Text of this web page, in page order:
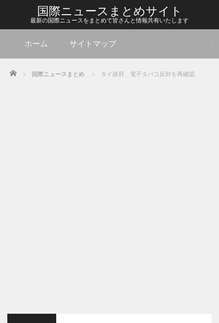
国際ニュースまとめサイト
最新の国際ニュースをまとめて皆さんと情報共有いたします
ホーム サイトマップ
Home 国際ニュースまとめ タイ政府、電子タバコ反対を再確認